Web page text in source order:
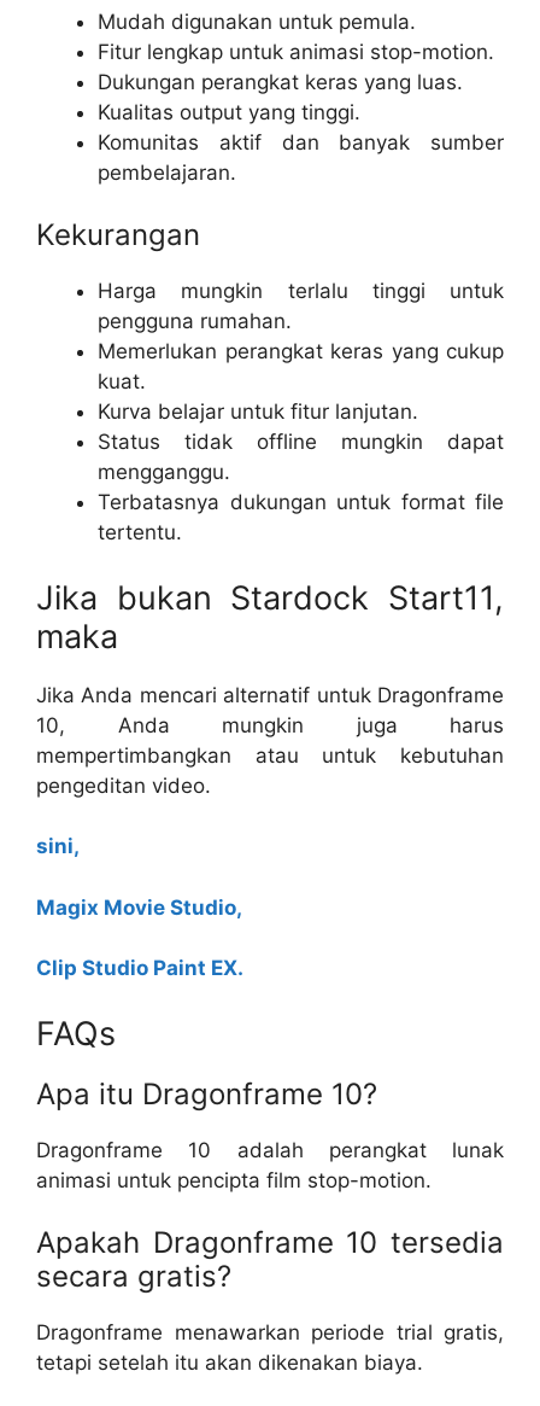
Mudah digunakan untuk pemula.
Fitur lengkap untuk animasi stop-motion.
Dukungan perangkat keras yang luas.
Kualitas output yang tinggi.
Komunitas aktif dan banyak sumber
pembelajaran.
Kekurangan
Harga mungkin terlalu tinggi untuk
pengguna rumahan.
Memerlukan perangkat keras yang cukup
kuat.
Kurva belajar untuk fitur lanjutan.
Status tidak offline mungkin dapat
mengganggu.
Terbatasnya dukungan untuk format file
tertentu.
Jika bukan Stardock Start11,
maka
Jika Anda mencari alternatif untuk Dragonframe
10, Anda mungkin juga harus
mempertimbangkan atau untuk kebutuhan
pengeditan video.
sini,
Magix Movie Studio,
Clip Studio Paint EX.
FAQs
Apa itu Dragonframe 10?
Dragonframe 10 adalah perangkat lunak
animasi untuk pencipta film stop-motion.
Apakah Dragonframe 10 tersedia
secara gratis?
Dragonframe menawarkan periode trial gratis,
tetapi setelah itu akan dikenakan biaya.